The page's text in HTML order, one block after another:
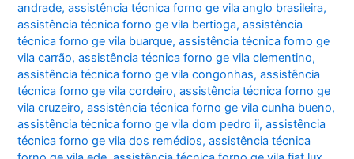
andrade,assistência técnica forno ge vila anglo brasileira,
assistência técnica forno ge vila bertioga,assistência
técnica forno ge vila buarque,assistência técnica forno ge
vila carrão,assistência técnica forno ge vila clementino,
assistência técnica forno ge vila congonhas,assistência
técnica forno ge vila cordeiro,assistência técnica forno ge
vila cruzeiro,assistência técnica forno ge vila cunha bueno,
assistência técnica forno ge vila dom pedro ii,assistência
técnica forno ge vila dos remédios,assistência técnica